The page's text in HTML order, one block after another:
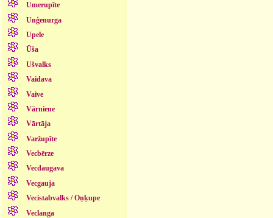
Umerupīte
Unģenurga
Upele
Ūša
Ušvalks
Vaidava
Vaive
Vārniene
Vārtāja
Varžupīte
Vecbērze
Vecdaugava
Vecgauja
Vecistabvalks / Oņķupe
Veclanga